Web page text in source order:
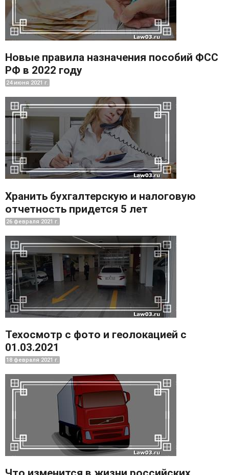
Новые правила назначения пособий ФСС
РФ в 2022 году
24 июня 2021 г.
Хранить бухгалтерскую и налоговую
отчетность придется 5 лет
26 февраля 2021 г.
Техосмотр с фото и геолокацией с
01.03.2021
18 февраля 2021 г.